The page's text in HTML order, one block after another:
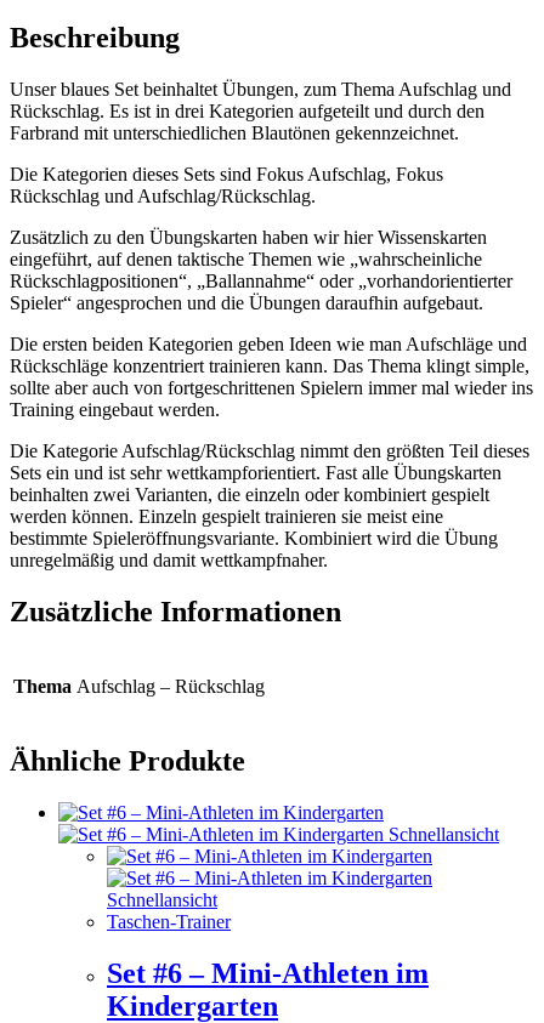
Beschreibung
Unser blaues Set beinhaltet Übungen, zum Thema Aufschlag und
Rückschlag. Es ist in drei Kategorien aufgeteilt und durch den
Farbrand mit unterschiedlichen Blautönen gekennzeichnet.
Die Kategorien dieses Sets sind Fokus Aufschlag, Fokus
Rückschlag und Aufschlag/Rückschlag.
Zusätzlich zu den Übungskarten haben wir hier Wissenskarten
eingeführt, auf denen taktische Themen wie „wahrscheinliche
Rückschlagpositionen“, „Ballannahme“ oder „vorhandorientierter
Spieler“ angesprochen und die Übungen daraufhin aufgebaut.
Die ersten beiden Kategorien geben Ideen wie man Aufschläge und
Rückschläge konzentriert trainieren kann. Das Thema klingt simple,
sollte aber auch von fortgeschrittenen Spielern immer mal wieder ins
Training eingebaut werden.
Die Kategorie Aufschlag/Rückschlag nimmt den größten Teil dieses
Sets ein und ist sehr wettkampforientiert. Fast alle Übungskarten
beinhalten zwei Varianten, die einzeln oder kombiniert gespielt
werden können. Einzeln gespielt trainieren sie meist eine
bestimmte Spieleröffnungsvariante. Kombiniert wird die Übung
unregelmäßig und damit wettkampfnaher.
Zusätzliche Informationen
Thema Aufschlag – Rückschlag
Ähnliche Produkte
Schnellansicht
Schnellansicht
Taschen-Trainer
Set #6 – Mini-Athleten im
Kindergarten